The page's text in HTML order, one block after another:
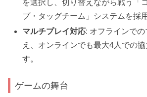
を選択し、切り替えながら戦う「
プ・タッグチーム」システムを採用
マルチプレイ対応: オフラインで
え、オンラインでも最大4人での
す。
ゲームの舞台